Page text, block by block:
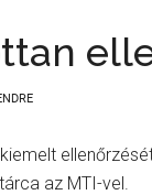
az MTI-vel.